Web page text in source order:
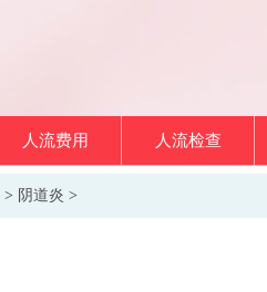
人流费用 人流检查
> 阴道炎 >